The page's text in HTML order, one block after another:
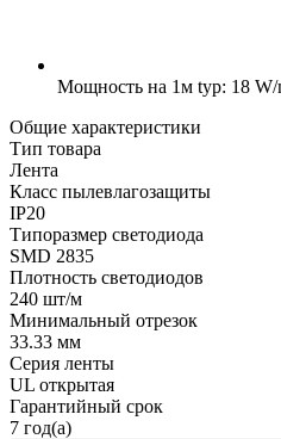
Мощность на 1м typ: 18
Общие характеристики
Тип товара
Лента
Класс пылевлагозащиты
IP20
Типоразмер светодиода
SMD 2835
Плотность светодиодов
240 шт/м
Минимальный отрезок
33.33 мм
Серия ленты
UL открытая
Гарантийный срок
7 год(а)